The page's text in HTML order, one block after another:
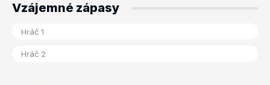
Vzájemné zápasy